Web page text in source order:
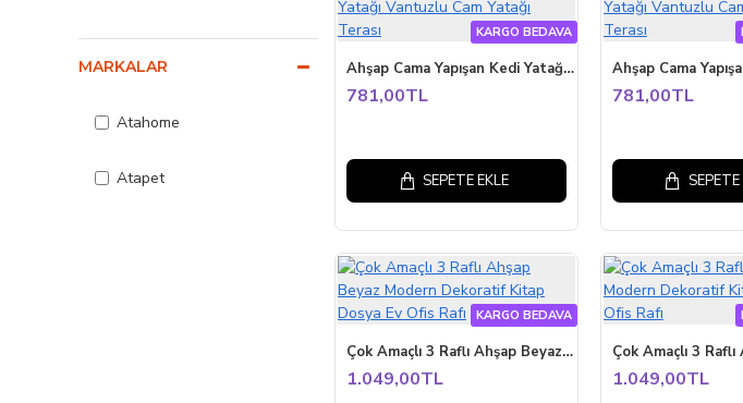
MARKALAR
Atahome
Atapet
KARGO BEDAVA
Ahşap Cama Yapışan Kedi Yatağı Vantuzlu Cam Yatağı Terası
781,00TL
SEPETE EKLE
781,00TL
SEPETE
KARGO BEDAVA
Çok Amaçlı 3 Raflı Ahşap Beyaz Modern Dekoratif Kitap Dosya Ev Ofis Rafı
1.049,00TL 1.049,00TL